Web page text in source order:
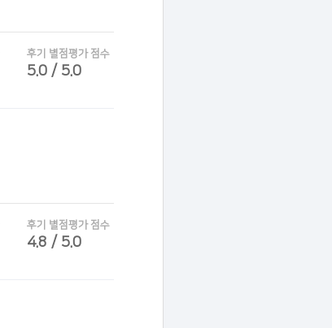
후기 별점평가 점수
5.0 / 5.0
후기 별점평가 점수
4.8 / 5.0